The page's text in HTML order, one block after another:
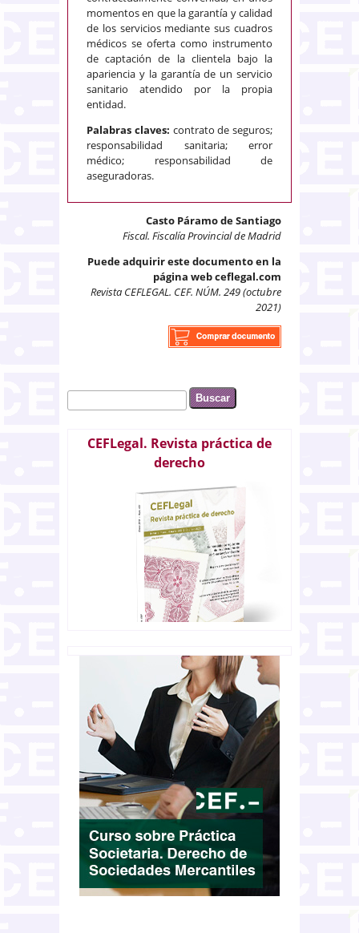
momentos en que la garantía y calidad
de los servicios mediante sus cuadros
médicos se oferta como instrumento
de captación de la clientela bajo la
apariencia y la garantía de un servicio
sanitario atendido por la propia
entidad.
Palabras claves: contrato de seguros;
responsabilidad sanitaria; error
médico; responsabilidad de
aseguradoras.
Casto Páramo de Santiago
Fiscal. Fiscalía Provincial de Madrid
Puede adquirir este documento en la
página web ceflegal.com
Revista CEFLEGAL. CEF. NÚM. 249 (octubre
2021)
Formulario de búsqueda
Buscar
CEFLegal. Revista práctica de
derecho